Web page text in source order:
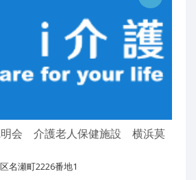
会 介護老人保健施設 横浜莫
名瀬町2226番地1